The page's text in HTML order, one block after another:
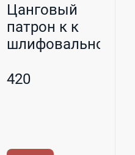
Цанговый
патрон к к
шлифовальному
3....
420